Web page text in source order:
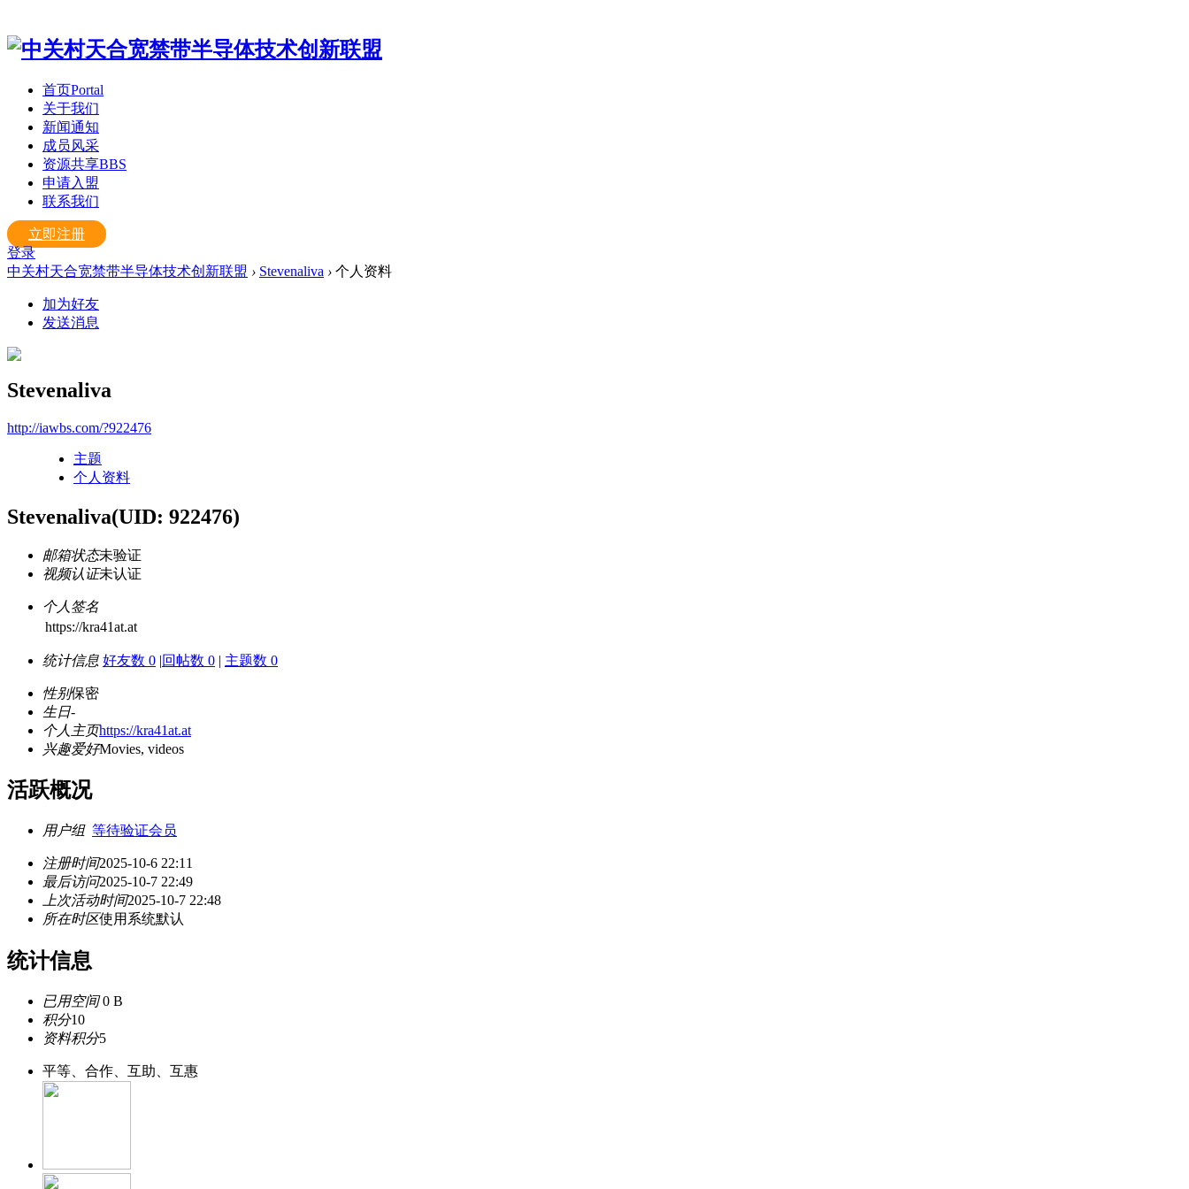
首页Portal
关于我们
新闻通知
成员风采
资源共享BBS
申请入盟
联系我们
立即注册
登录
中关村天合宽禁带半导体技术创新联盟 › Stevenaliva › 个人资料
加为好友
发送消息
Stevenaliva
http://iawbs.com/?922476
主题
个人资料
Stevenaliva(UID: 922476)
邮箱状态未验证
视频认证未认证
个人签名
https://kra41at.at
统计信息 好友数 0 |回帖数 0 | 主题数 0
性别保密
生日-
个人主页https://kra41at.at
兴趣爱好Movies, videos
活跃概况
用户组 等待验证会员
注册时间2025-10-6 22:11
最后访问2025-10-7 22:49
上次活动时间2025-10-7 22:48
所在时区使用系统默认
统计信息
已用空间0 B
积分10
资料积分5
平等、合作、互助、互惠